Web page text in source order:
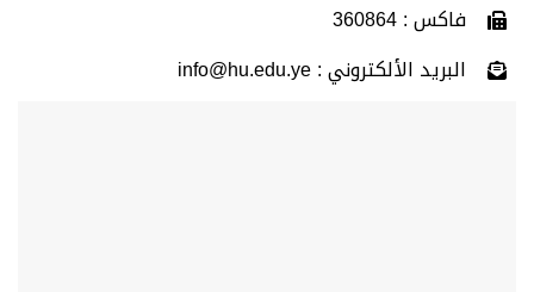
فاكس : 360864
البريد الألكتروني : info@hu.edu.ye